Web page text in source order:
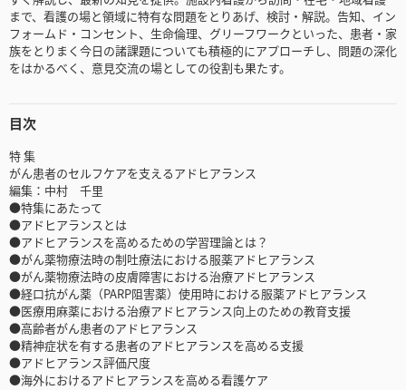
まで、看護の場と領域に特有な問題をとりあげ、検討・解説。告知、イン
フォームド・コンセント、生命倫理、グリーフワークといった、患者・家
族をとりまく今日の諸課題についても積極的にアプローチし、問題の深化
をはかるべく、意見交流の場としての役割も果たす。
目次
特 集
がん患者のセルフケアを支えるアドヒアランス
編集：中村 千里
●特集にあたって
●アドヒアランスとは
●アドヒアランスを高めるための学習理論とは？
●がん薬物療法時の制吐療法における服薬アドヒアランス
●がん薬物療法時の皮膚障害における治療アドヒアランス
●経口抗がん薬（PARP阻害薬）使用時における服薬アドヒアランス
●医療用麻薬における治療アドヒアランス向上のための教育支援
●高齢者がん患者のアドヒアランス
●精神症状を有する患者のアドヒアランスを高める支援
●アドヒアランス評価尺度
●海外におけるアドヒアランスを高める看護ケア